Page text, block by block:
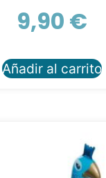
9,90 €
Añadir al carrito